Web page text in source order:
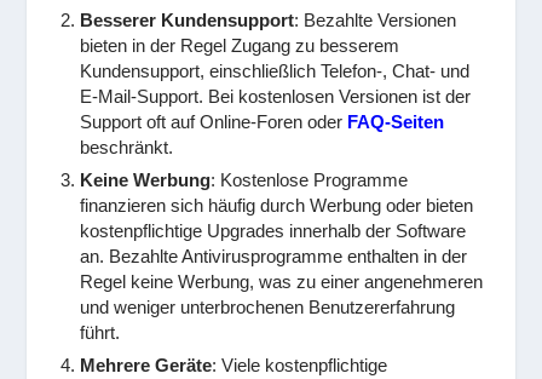
Besserer Kundensupport: Bezahlte Versionen
bieten in der Regel Zugang zu besserem
Kundensupport, einschließlich Telefon-, Chat- und
E-Mail-Support. Bei kostenlosen Versionen ist der
Support oft auf Online-Foren oder FAQ-Seiten
beschränkt.
Keine Werbung: Kostenlose Programme
finanzieren sich häufig durch Werbung oder bieten
kostenpflichtige Upgrades innerhalb der Software
an. Bezahlte Antivirusprogramme enthalten in der
Regel keine Werbung, was zu einer angenehmeren
und weniger unterbrochenen Benutzererfahrung
führt.
Mehrere Geräte: Viele kostenpflichtige